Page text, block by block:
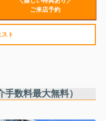
ご来店予約
ト
数料最大無料）